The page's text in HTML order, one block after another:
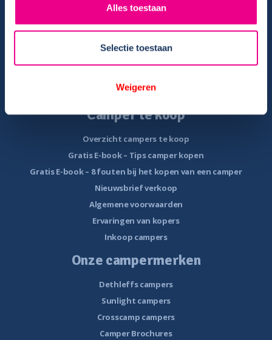
Alles toestaan
Selectie toestaan
Weigeren
Ervaringen van huurders
Reiservaring delen
Instructievideo
Veel voorkomende storingen onderweg
Camper te koop
Overzicht campers te koop
Gratis E-book – Tips camper kopen
Gratis E-book – 8 fouten bij het kopen van een camper
Nieuwsbrief verkoop
Algemene voorwaarden
Ervaringen van kopers
Inkoop campers
Onze campermerken
Dethleffs campers
Sunlight campers
Crosscamp campers
Camper Brochures